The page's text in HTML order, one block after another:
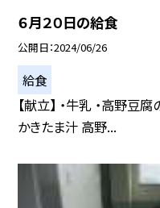
６月２０日の給食
公開日 2024/06/26
給食
【献立】 ・牛乳 ・高野豆
かきたま汁 高野...